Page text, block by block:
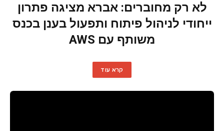
לא רק מחוברים: אברא מציגה פתרון
ייחודי לניהול פיתוח ותפעול בענן בכנס
משותף עם AWS
קרא עוד